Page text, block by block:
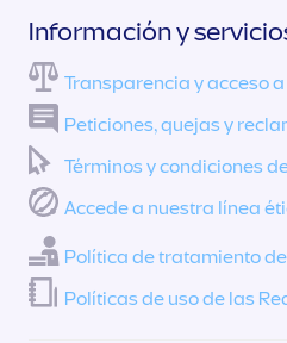
Información y
Transparencia y acceso
Peticiones, quejas y
Términos y condiciones
Accede a nuestra línea
Política de tratamiento
Políticas de uso de las